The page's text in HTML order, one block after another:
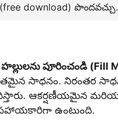
download) పొందవచ్చు.
పూరించండి (Fill
సాధనం. నిరంతర
ఆకర్షణీయమైన
ఉంటుంది.